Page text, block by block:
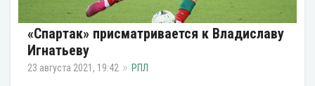
«Спартак» присматривается к Владиславу
Игнатьеву
23 августа 2021, 19:42 РПЛ